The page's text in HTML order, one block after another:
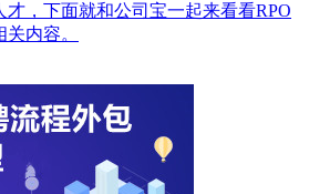
才，下面就和公司宝一起来看看RPO
内容。